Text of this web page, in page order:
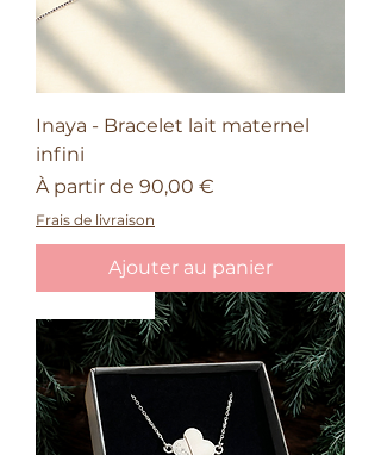
Inaya - Bracelet lait maternel
infini
À partir de 90,00 €
Prix promotionnel
Frais de livraison
Ajouter au panier